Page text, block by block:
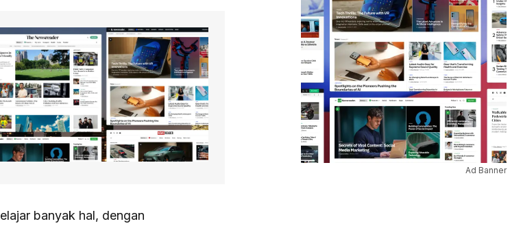
banyak hal, dengan
Ad Banner